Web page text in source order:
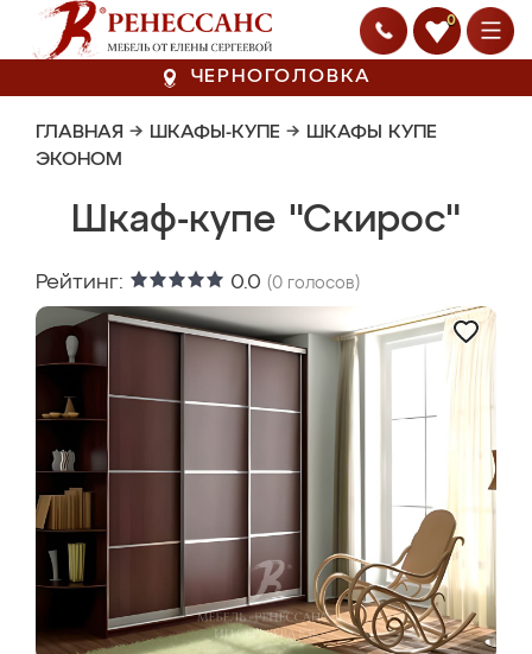
0
ЧЕРНОГОЛОВКА
ГЛАВНАЯ → ШКАФЫ-КУПЕ → ШКАФЫ КУПЕ
ЭКОНОМ
Шкаф-купе "Скирос"
Рейтинг: 0.0 (0 голосов)